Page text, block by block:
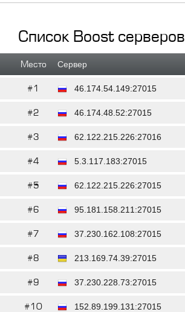
Список Boost серверов
Место Сервер
#1 46.174.54.149:27015
#2 46.174.48.52:27015
#3 62.122.215.226:27016
#4 5.3.117.183:27015
#5 62.122.215.226:27015
#6 95.181.158.211:27015
#7 37.230.162.108:27015
#8 213.169.74.39:27015
#9 37.230.228.73:27015
#10 152.89.199.131:27015